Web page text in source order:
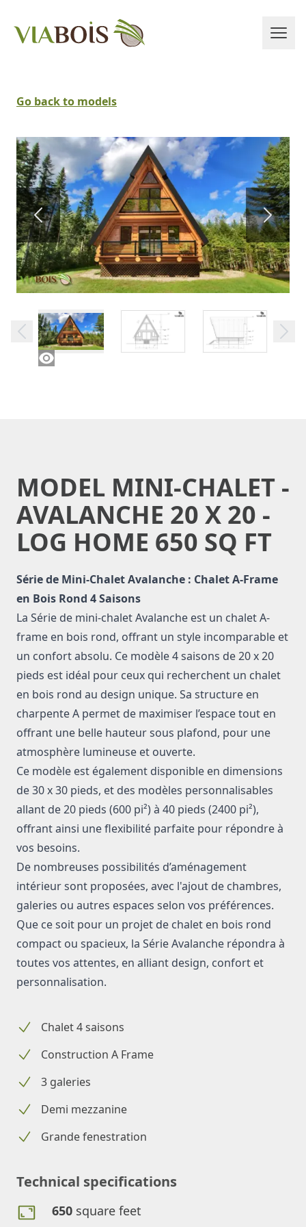
Go back to models
MODEL MINI-CHALET -
AVALANCHE 20 X 20 -
LOG HOME 650 SQ FT
Description of model MINI-CHALET - AVALANCHE 20 X 20
Série de Mini-Chalet Avalanche : Chalet A-Frame
en Bois Rond 4 Saisons
La Série de mini-chalet Avalanche est un chalet A-
frame en bois rond, offrant un style incomparable et
un confort absolu. Ce modèle 4 saisons de20 x 20
pieds est idéal pour ceux qui recherchent un chalet
en bois rond au design unique. Sa structure en
charpente A permet de maximiser l’espace tout en
offrant une belle hauteur sous plafond, pour une
atmosphère lumineuse et ouverte.
Ce modèle est également disponible en dimensions
de 30 x 30 pieds, et des modèles personnalisables
allant de 20 pieds (600 pi²) à 40 pieds (2400 pi²),
offrant ainsi une flexibilité parfaite pour répondre à
vos besoins.
De nombreuses possibilités d’aménagement
intérieur sont proposées, avec l'ajout de chambres,
galeries ou autres espaces selon vos préférences.
Que ce soit pour un projet de chalet en bois rond
compact ou spacieux, la Série Avalanche répondra à
toutes vos attentes, en alliant design, confort et
personnalisation.
Chalet 4 saisons
Construction A Frame
3 galeries
Demi mezzanine
Grande fenestration
Technical specifications
650 square feet